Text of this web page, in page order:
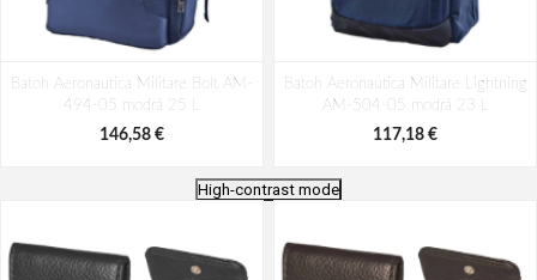
Batoh Aeronautica Militare Bolt AM-
494-05 modrá 25 L
146,58 €
Batoh Aeronautica Militare Lightning
AM-504-05 modrá 23 L
117,18 €
High-contrast mode